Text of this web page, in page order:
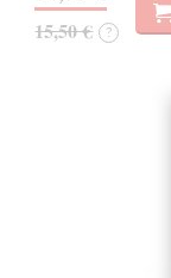
15,50 € ?